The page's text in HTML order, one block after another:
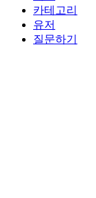
카테고리
유저
질문하기